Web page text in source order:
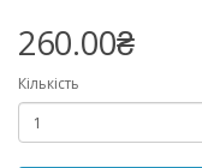
260.00₴
Кількість